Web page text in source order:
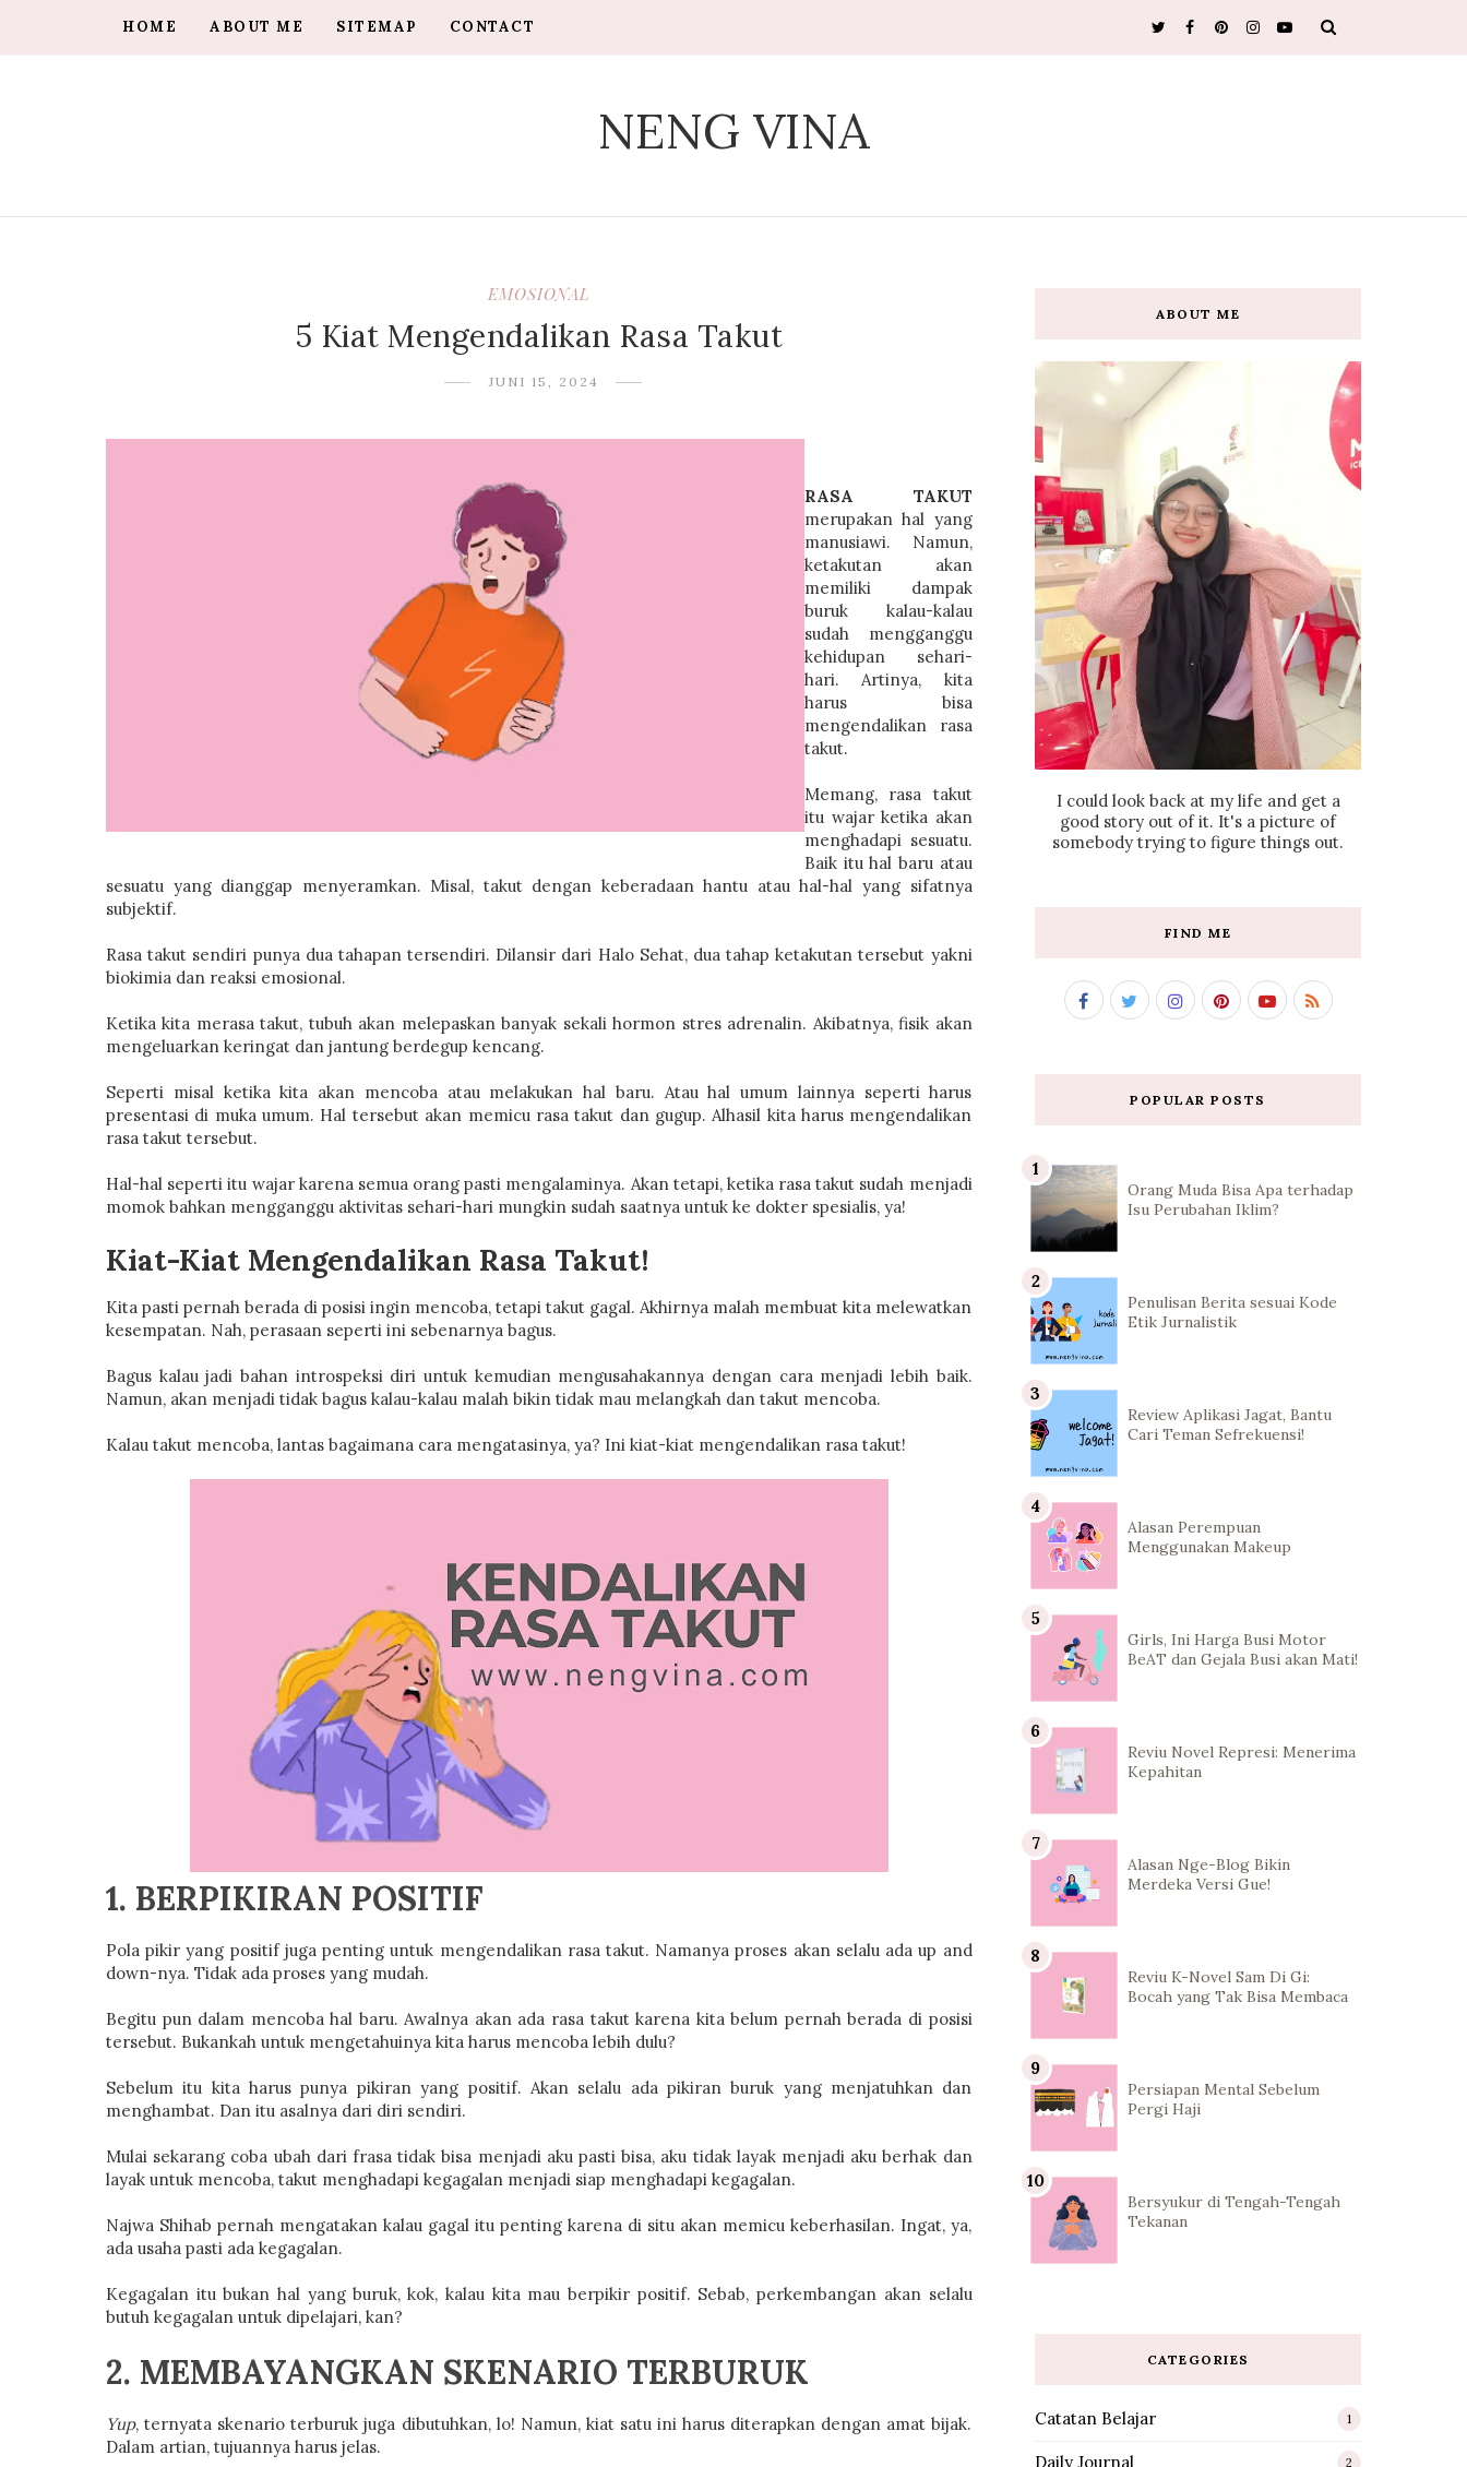
NENG VINA
HOME ABOUT ME SITEMAP CONTACT
EMOSIONAL
5 Kiat Mengendalikan Rasa Takut
JUNI 15, 2024
RASA TAKUT
merupakan hal yang
manusiawi. Namun,
ketakutan akan
memiliki dampak
buruk kalau-kalau
sudah mengganggu
kehidupan sehari-
hari. Artinya, kita
harus bisa
mengendalikan rasa
takut.
Memang, rasa takut
itu wajar ketika akan
menghadapi sesuatu.
Baik itu hal baru atau
sesuatu yang dianggap menyeramkan. Misal, takut dengan keberadaan hantu atau hal-hal yang sifatnya
subjektif.
Rasa takut sendiri punya dua tahapan tersendiri. Dilansir dari Halo Sehat, dua tahap ketakutan tersebut yakni
biokimia dan reaksi emosional.
Ketika kita merasa takut, tubuh akan melepaskan banyak sekali hormon stres adrenalin. Akibatnya, fisik akan
mengeluarkan keringat dan jantung berdegup kencang.
Seperti misal ketika kita akan mencoba atau melakukan hal baru. Atau hal umum lainnya seperti harus
presentasi di muka umum. Hal tersebut akan memicu rasa takut dan gugup. Alhasil kita harus mengendalikan
rasa takut tersebut.
Hal-hal seperti itu wajar karena semua orang pasti mengalaminya. Akan tetapi, ketika rasa takut sudah menjadi
momok bahkan mengganggu aktivitas sehari-hari mungkin sudah saatnya untuk ke dokter spesialis, ya!
Kiat-Kiat Mengendalikan Rasa Takut!
Kita pasti pernah berada di posisi ingin mencoba, tetapi takut gagal. Akhirnya malah membuat kita melewatkan
kesempatan. Nah, perasaan seperti ini sebenarnya bagus.
Bagus kalau jadi bahan introspeksi diri untuk kemudian mengusahakannya dengan cara menjadi lebih baik.
Namun, akan menjadi tidak bagus kalau-kalau malah bikin tidak mau melangkah dan takut mencoba.
Kalau takut mencoba, lantas bagaimana cara mengatasinya, ya? Ini kiat-kiat mengendalikan rasa takut!
1. BERPIKIRAN POSITIF
Pola pikir yang positif juga penting untuk mengendalikan rasa takut. Namanya proses akan selalu ada up and
down-nya. Tidak ada proses yang mudah.
Begitu pun dalam mencoba hal baru. Awalnya akan ada rasa takut karena kita belum pernah berada di posisi
tersebut. Bukankah untuk mengetahuinya kita harus mencoba lebih dulu?
Sebelum itu kita harus punya pikiran yang positif. Akan selalu ada pikiran buruk yang menjatuhkan dan
menghambat. Dan itu asalnya dari diri sendiri.
Mulai sekarang coba ubah dari frasa tidak bisa menjadi aku pasti bisa, aku tidak layak menjadi aku berhak dan
layak untuk mencoba, takut menghadapi kegagalan menjadi siap menghadapi kegagalan.
Najwa Shihab pernah mengatakan kalau gagal itu penting karena di situ akan memicu keberhasilan. Ingat, ya,
ada usaha pasti ada kegagalan.
Kegagalan itu bukan hal yang buruk, kok, kalau kita mau berpikir positif. Sebab, perkembangan akan selalu
butuh kegagalan untuk dipelajari, kan?
2. MEMBAYANGKAN SKENARIO TERBURUK
Yup, ternyata skenario terburuk juga dibutuhkan, lo! Namun, kiat satu ini harus diterapkan dengan amat bijak.
Dalam artian, tujuannya harus jelas.
ABOUT ME
I could look back at my life and get a
good story out of it. It's a picture of
somebody trying to figure things out.
FIND ME
POPULAR POSTS
Orang Muda Bisa Apa terhadap
Isu Perubahan Iklim?
Penulisan Berita sesuai Kode
Etik Jurnalistik
Review Aplikasi Jagat, Bantu
Cari Teman Sefrekuensi!
Alasan Perempuan
Menggunakan Makeup
Girls, Ini Harga Busi Motor
BeAT dan Gejala Busi akan Mati!
Reviu Novel Represi: Menerima
Kepahitan
Alasan Nge-Blog Bikin
Merdeka Versi Gue!
Reviu K-Novel Sam Di Gi:
Bocah yang Tak Bisa Membaca
Persiapan Mental Sebelum
Pergi Haji
Bersyukur di Tengah-Tengah
Tekanan
CATEGORIES
Catatan Belajar 1
Daily Journal 2